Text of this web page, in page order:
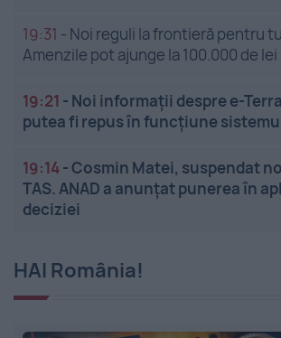
19:31 - Noi reguli la frontieră pentru
Amenzile pot ajunge la 100.000 de lei
19:21 - Noi informații despre e-
putea fi repus în funcțiune
19:14-Cosmin Matei, suspendat
TAS. ANAD a anunțat punerea în
deciziei
HAI România!